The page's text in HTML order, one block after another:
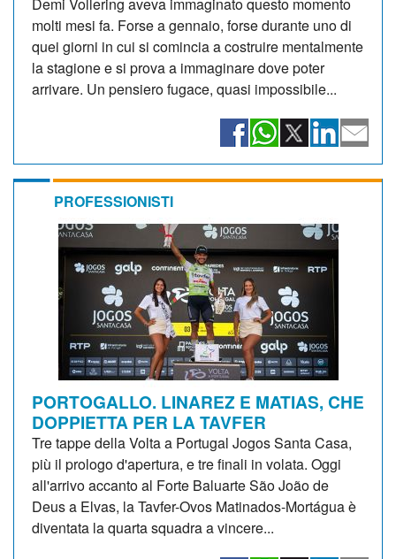
molti mesi fa. Forse a gennaio, forse durante uno di
quei giorni in cui si comincia a costruire mentalmente
la stagione e si prova a immaginare dove poter
arrivare. Un pensiero fugace, quasi impossibile...
PROFESSIONISTI
PORTOGALLO. LINAREZ E MATIAS, CHE
DOPPIETTA PER LA TAVFER
Tre tappe della Volta a Portugal Jogos Santa Casa,
più il prologo d'apertura, e tre finali in volata. Oggi
all'arrivo accanto al Forte Baluarte São João de
Deus a Elvas, la Tavfer-Ovos Matinados-Mortágua è
diventata la quarta squadra a vincere...